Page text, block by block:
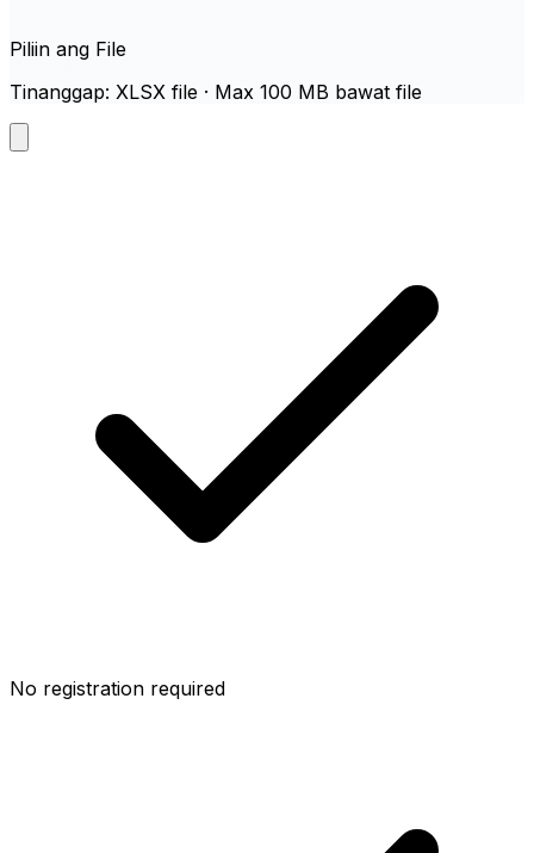
Piliin ang File
Tinanggap: XLSX file · Max 100 MB bawat file
No registration required